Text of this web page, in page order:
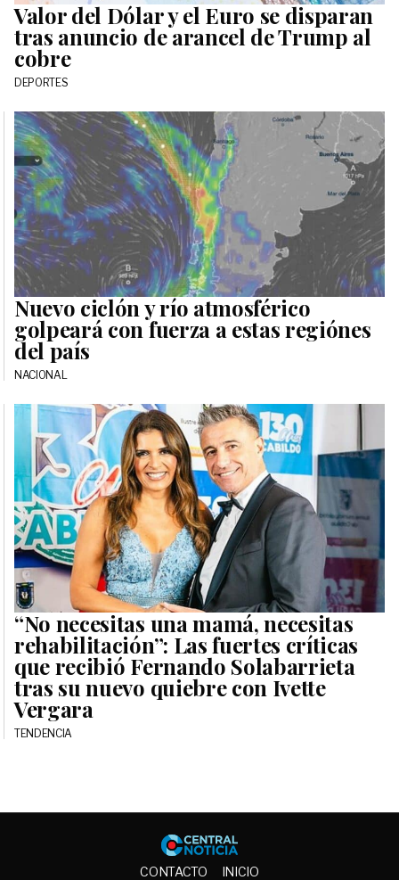
Valor del Dólar y el Euro se disparan
tras anuncio de arancel de Trump al
cobre
DEPORTES
Nuevo ciclón y río atmosférico
golpeará con fuerza a estas regiónes
del país
NACIONAL
“No necesitas una mamá, necesitas
rehabilitación”: Las fuertes críticas
que recibió Fernando Solabarrieta
tras su nuevo quiebre con Ivette
Vergara
TENDENCIA
Central
CONTACTO INICIO